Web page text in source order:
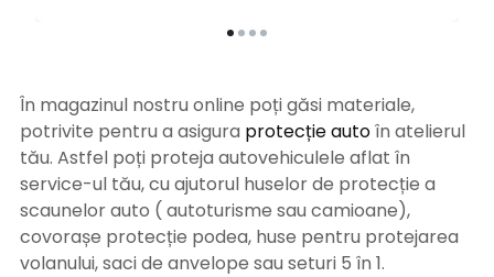
În magazinul nostru online poți găsi materiale,
potrivite pentru a asigura protecție autoîn atelierul
tău. Astfel poți proteja autovehiculele aflat în
service-ul tău, cu ajutorul huselor de protecție a
scaunelor auto ( autoturisme sau camioane),
covorașe protecție podea, huse pentru protejarea
volanului, saci de anvelope sau seturi 5 în 1.